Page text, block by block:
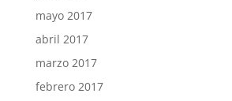
mayo 2017
abril 2017
marzo 2017
febrero 2017